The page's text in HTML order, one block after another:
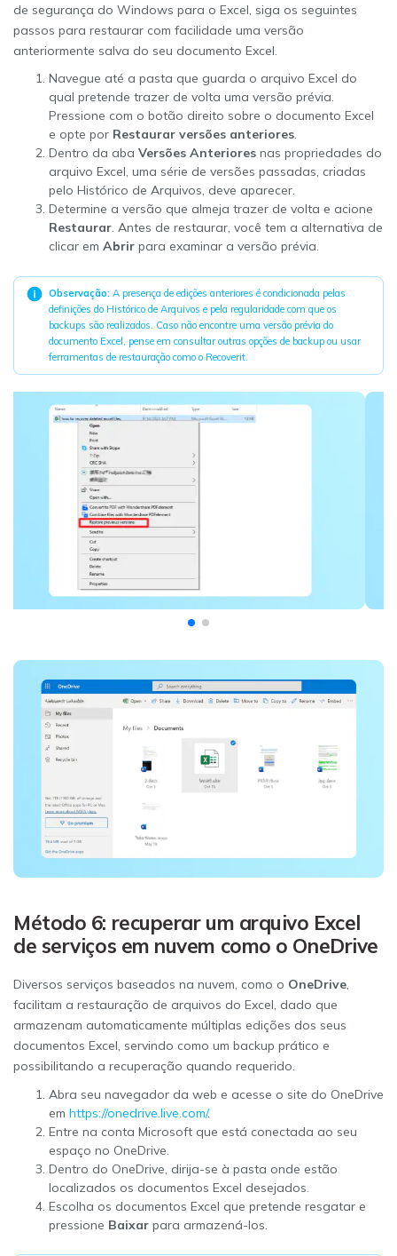
de segurança do Windows para o Excel, siga os seguintes
passos para restaurar com facilidade uma versão
anteriormente salva do seu documento Excel.
Navegue até a pasta que guarda o arquivo Excel do
qual pretende trazer de volta uma versão prévia.
Pressione com o botão direito sobre o documento Excel
e opte por Restaurar versões anteriores.
Dentro da aba Versões Anteriores nas propriedades do
arquivo Excel, uma série de versões passadas, criadas
pelo Histórico de Arquivos, deve aparecer.
Determine a versão que almeja trazer de volta e acione
Restaurar. Antes de restaurar, você tem a alternativa de
clicar em Abrir para examinar a versão prévia.
Observação: A presença de edições anteriores é condicionada pelas
definições do Histórico de Arquivos e pela regularidade com que os
backups são realizados. Caso não encontre uma versão prévia do
documento Excel, pense em consultar outras opções de backup ou usar
ferramentas de restauração como o Recoverit.
Método 6: recuperar um arquivo Excel
de serviços em nuvem como o OneDrive
Diversos serviços baseados na nuvem, como o OneDrive,
facilitam a restauração de arquivos do Excel, dado que
armazenam automaticamente múltiplas edições dos seus
documentos Excel, servindo como um backup prático e
possibilitando a recuperação quando requerido.
Abra seu navegador da web e acesse o site do OneDrive
em https://onedrive.live.com/.
Entre na conta Microsoft que está conectada ao seu
espaço no OneDrive.
Dentro do OneDrive, dirija-se à pasta onde estão
localizados os documentos Excel desejados.
Escolha os documentos Excel que pretende resgatar e
pressione Baixar para armazená-los.